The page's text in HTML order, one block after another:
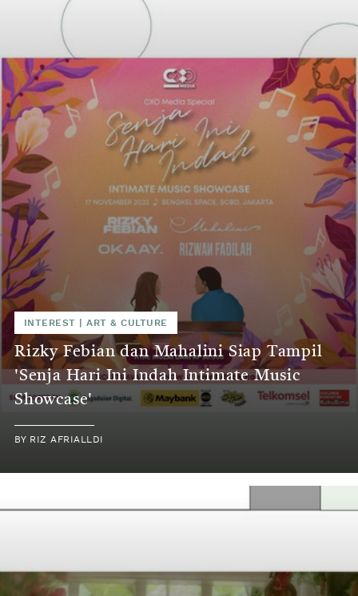
INTEREST |ART & CULTURE
Rizky Febian dan Mahalini Siap Tampil
'Senja Hari Ini Indah Intimate Music
Showcase'
BY RIZ AFRIALLDI